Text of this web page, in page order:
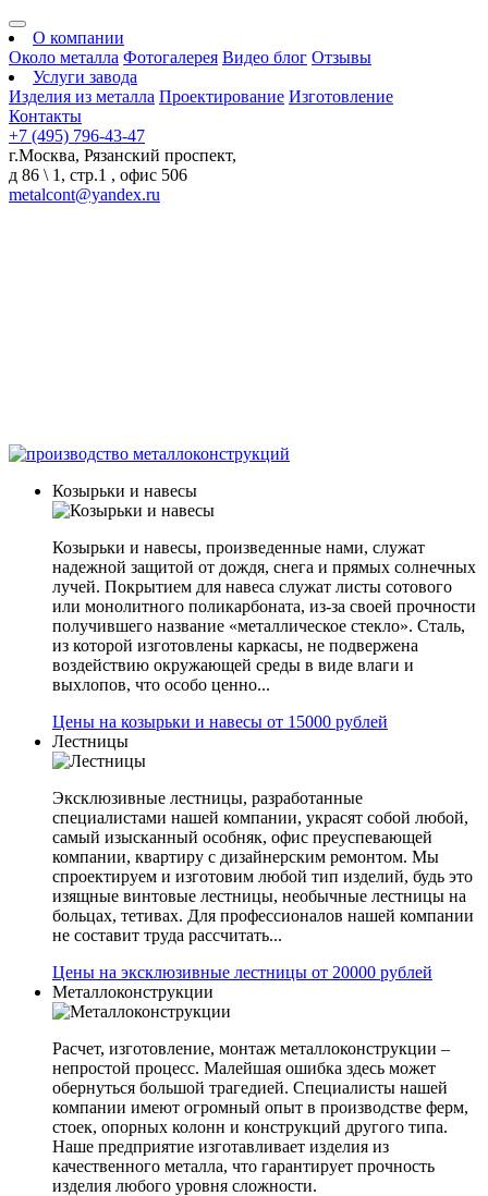
О компании
Около металла Фотогалерея Видео блог Отзывы
Услуги завода
Изделия из металла Проектирование Изготовление
Контакты
+7 (495) 796-43-47
г.Москва, Рязанский проспект,
д 86 \ 1, стр.1 , офис 506
metalcont@yandex.ru
Козырьки и навесы
Козырьки и навесы, произведенные нами, служат
надежной защитой от дождя, снега и прямых солнечных
лучей. Покрытием для навеса служат листы сотового
или монолитного поликарбоната, из-за своей прочности
получившего название «металлическое стекло». Сталь,
из которой изготовлены каркасы, не подвержена
воздействию окружающей среды в виде влаги и
выхлопов, что особо ценно...
Цены на козырьки и навесы от 15000 рублей
Лестницы
Эксклюзивные лестницы, разработанные
специалистами нашей компании, украсят собой любой,
самый изысканный особняк, офис преуспевающей
компании, квартиру с дизайнерским ремонтом. Мы
спроектируем и изготовим любой тип изделий, будь это
изящные винтовые лестницы, необычные лестницы на
больцах, тетивах. Для профессионалов нашей компании
не составит труда рассчитать...
Цены на эксклюзивные лестницы от 20000 рублей
Металлоконструкции
Расчет, изготовление, монтаж металлоконструкции –
непростой процесс. Малейшая ошибка здесь может
обернуться большой трагедией. Специалисты нашей
компании имеют огромный опыт в производстве ферм,
стоек, опорных колонн и конструкций другого типа.
Наше предприятие изготавливает изделия из
качественного металла, что гарантирует прочность
изделия любого уровня сложности.